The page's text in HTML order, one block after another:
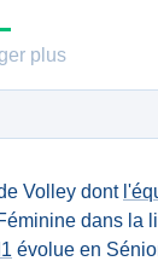
plus
Volley dont
dans la
évolue en